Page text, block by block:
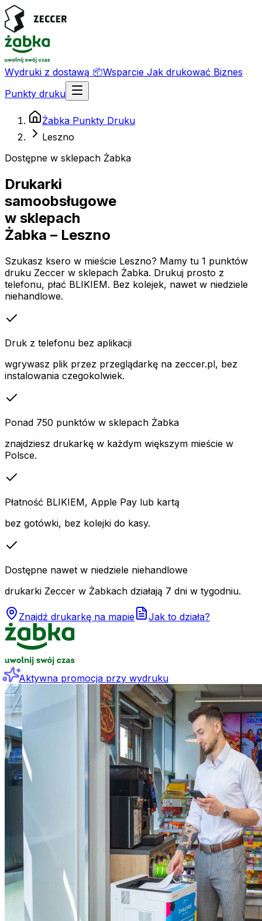
Wydruki z dostawą 📦Wsparcie Jak drukować Biznes
Punkty druku
Żabka Punkty Druku
Leszno
Dostępne w sklepach Żabka
Drukarki
samoobsługowe
w sklepach
Żabka – Leszno
Szukasz ksero w mieście Leszno? Mamy tu 1 punktów
druku Zeccer w sklepach Żabka. Drukuj prosto z
telefonu, płać BLIKIEM. Bez kolejek, nawet w niedziele
niehandlowe.
Druk z telefonu bez aplikacji
wgrywasz plik przez przeglądarkę na zeccer.pl, bez
instalowania czegokolwiek.
Ponad 750 punktów w sklepach Żabka
znajdziesz drukarkę w każdym większym mieście w
Polsce.
Płatność BLIKIEM, Apple Pay lub kartą
bez gotówki, bez kolejki do kasy.
Dostępne nawet w niedziele niehandlowe
drukarki Zeccer w Żabkach działają 7 dni w tygodniu.
Znajdź drukarkę na mapie Jak to działa?
Aktywna promocja przy wydruku